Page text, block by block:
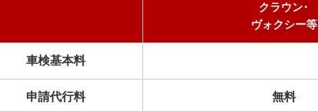
クラウン･
ヴォクシー等
車検基本料
申請代行料 無料